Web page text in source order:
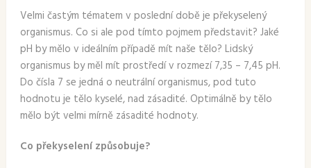
Velmi častým tématem v poslední době je překyselený
organismus. Co si ale pod tímto pojmem představit? Jaké
pH by mělo v ideálním případě mít naše tělo? Lidský
organismus by měl mít prostředí v rozmezí 7,35 – 7,45 pH.
Do čísla 7 se jedná o neutrální organismus, pod tuto
hodnotu je tělo kyselé, nad zásadité. Optimálně by tělo
mělo být velmi mírně zásadité hodnoty.
Co překyselení způsobuje?